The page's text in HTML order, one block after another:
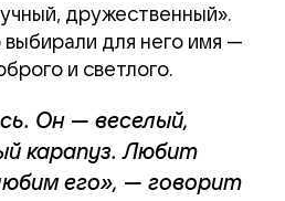
дружественный».
для него имя —
и светлого.
Он — веселый,
карапуз. Любит
его», — говорит